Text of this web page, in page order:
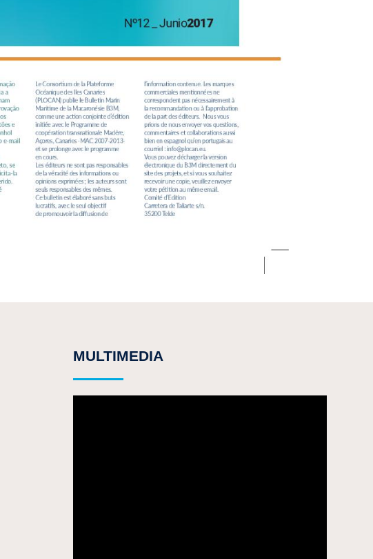
MULTIMEDIA